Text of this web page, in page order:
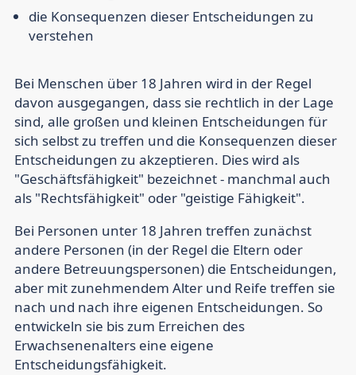
die Konsequenzen dieser Entscheidungen zu
verstehen
Bei Menschen über 18 Jahren wird in der Regel
davon ausgegangen, dass sie rechtlich in der Lage
sind, alle großen und kleinen Entscheidungen für
sich selbst zu treffen und die Konsequenzen dieser
Entscheidungen zu akzeptieren. Dies wird als
"Geschäftsfähigkeit" bezeichnet - manchmal auch
als "Rechtsfähigkeit" oder "geistige Fähigkeit".
Bei Personen unter 18 Jahren treffen zunächst
andere Personen (in der Regel die Eltern oder
andere Betreuungspersonen) die Entscheidungen,
aber mit zunehmendem Alter und Reife treffen sie
nach und nach ihre eigenen Entscheidungen. So
entwickeln sie bis zum Erreichen des
Erwachsenenalters eine eigene
Entscheidungsfähigkeit.